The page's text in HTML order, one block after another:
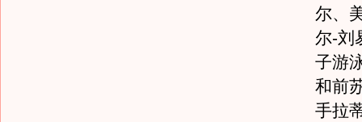
尔、
尔-刘
子游
和前
手拉